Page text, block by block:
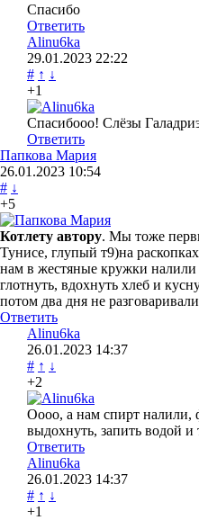
Спасибо
Ответить
Alinu6ka
29.01.2023 22:22
# ↑ ↓
+1
Спасибооо! Слёзы
Ответить
Папкова Мария
26.01.2023 10:54
# ↓
+5
Котлету автору. Мы тоже
Тунисе, глупый т9)на
нам в жестяные кружки налили
глотнуть, вдохнуть хлеб и
потом два дня не
Ответить
Alinu6ka
26.01.2023 14:37
# ↑ ↓
+2
Оооо, а нам спирт налили,
выдохнуть, запить водой
Ответить
Alinu6ka
26.01.2023 14:37
# ↑ ↓
+1